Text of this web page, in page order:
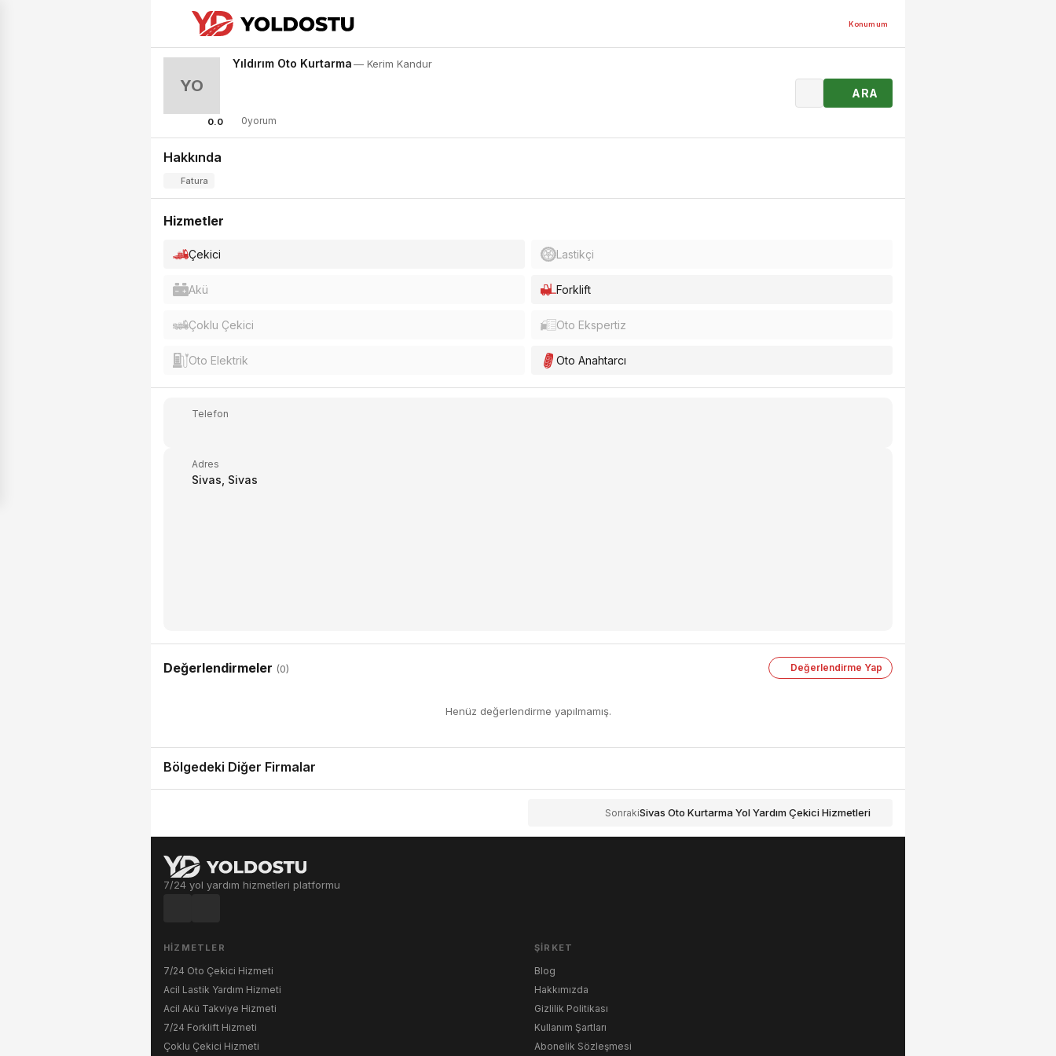
Konumum
YO
0.0
Yıldırım Oto Kurtarma— Kerim Kandur
0yorum
ARA
Hakkında
Fatura
Hizmetler
Çekici Lastikçi
Akü Forklift
Çoklu Çekici Oto Ekspertiz
Oto Elektrik Oto Anahtarcı
Telefon
Adres
Sivas, Sivas
Değerlendirmeler (0) Değerlendirme Yap
Henüz değerlendirme yapılmamış.
Bölgedeki Diğer Firmalar
SonrakiSivas Oto Kurtarma Yol Yardım Çekici Hizmetleri
7/24 yol yardım hizmetleri platformu
HIZMETLER
7/24 Oto Çekici Hizmeti
Acil Lastik Yardım Hizmeti
Acil Akü Takviye Hizmeti
7/24 Forklift Hizmeti
Çoklu Çekici Hizmeti
ŞIRKET
Blog
Hakkımızda
Gizlilik Politikası
Kullanım Şartları
Abonelik Sözleşmesi